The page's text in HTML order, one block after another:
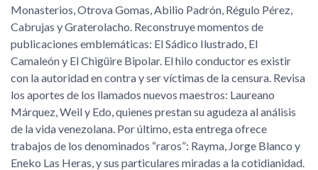
Monasterios, Otrova Gomas, Abilio Padrón, Régulo Pérez,
Cabrujas y Graterolacho. Reconstruye momentos de
publicaciones emblemáticas: El Sádico Ilustrado, El
Camaleón y El Chigüire Bipolar. El hilo conductor es existir
con la autoridad en contra y ser víctimas de la censura. Revisa
los aportes de los llamados nuevos maestros: Laureano
Márquez, Weil y Edo, quienes prestan su agudeza al análisis
de la vida venezolana. Por último, esta entrega ofrece
trabajos de los denominados raros : Rayma, Jorge Blanco y
Eneko Las Heras, y sus particulares miradas a la cotidianidad.